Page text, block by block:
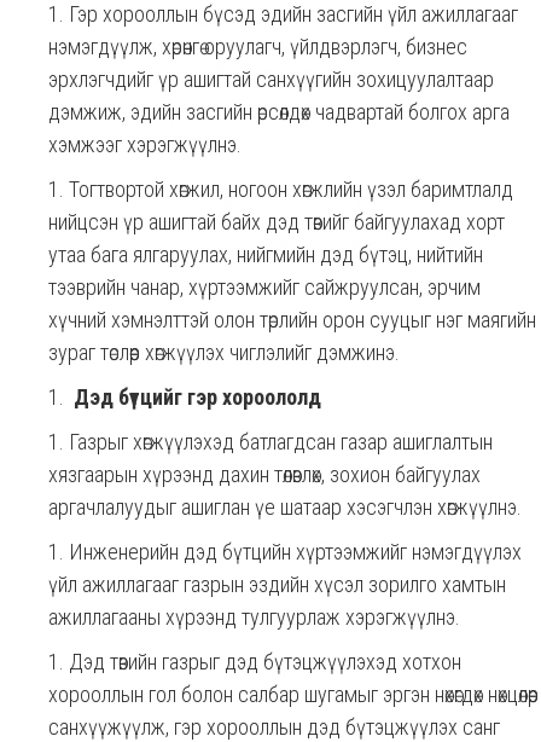
Гэр хорооллын бүсэд эдийн засгийн үйл ажиллагааг
нэмэгдүүлж, хөрөнгө оруулагч, үйлдвэрлэгч, бизнес
эрхлэгчдийг үр ашигтай санхүүгийн зохицуулалтаар
дэмжиж, эдийн засгийн өрсөлдөх чадвартай болгох арга
хэмжээг хэрэгжүүлнэ.
Тогтвортой хөгжил, ногоон хөгжлийн үзэл баримтлалд
нийцсэн үр ашигтай байх дэд төвийг байгуулахад хорт
утаа бага ялгаруулах, нийгмийн дэд бүтэц, нийтийн
тээврийн чанар, хүртээмжийг сайжруулсан, эрчим
хүчний хэмнэлттэй олон төрлийн орон сууцыг нэг маягийн
зураг төслөөр хөгжүүлэх чиглэлийг дэмжинэ.
Дэд бүтцийг гэр хороололд
Газрыг хөгжүүлэхэд батлагдсан газар ашиглалтын
хязгаарын хүрээнд дахин төлөвлөх, зохион байгуулах
аргачлалуудыг ашиглан үе шатаар хэсэгчлэн хөгжүүлнэ.
Инженерийн дэд бүтцийн хүртээмжийг нэмэгдүүлэх
үйл ажиллагааг газрын эздийн хүсэл зорилго хамтын
ажиллагааны хүрээнд тулгуурлаж хэрэгжүүлнэ.
Дэд төвийн газрыг дэд бүтэцжүүлэхэд хотхон
хорооллын гол болон салбар шугамыг эргэн нөхөгдөх нөхцөлөөр
санхүүжүүлж, гэр хорооллын дэд бүтэцжүүлэх санг